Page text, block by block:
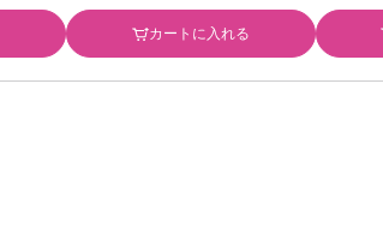
カートに入れる